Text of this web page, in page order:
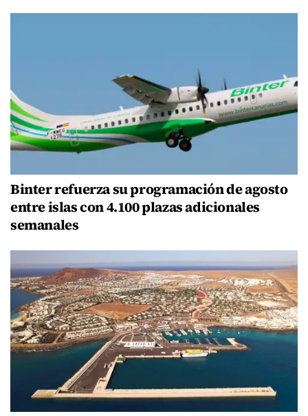
Binter refuerza su programación de agosto
entre islas con 4.100 plazas adicionales
semanales